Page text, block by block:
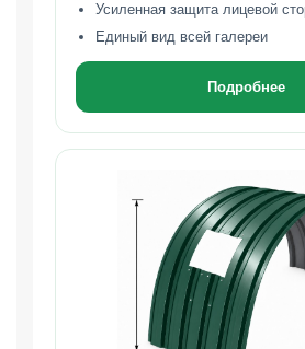
Усиленная защита лицевой
Единый вид всей галереи
Подробнее